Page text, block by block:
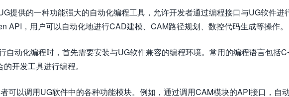
提供的一种功能强大的自动化编程工具，允许开发者通过编程接口与UG软件进
API，用户可以自动化地进行CAD建模、CAM路径规划、数控代码生成等操作。
自动化编程时，首先需要安装与UG软件兼容的编程环境。常用的编程语言包括
开发工具进行编程。
可以调用UG软件中的各种功能模块。例如，通过调用CAM模块的API接口，自